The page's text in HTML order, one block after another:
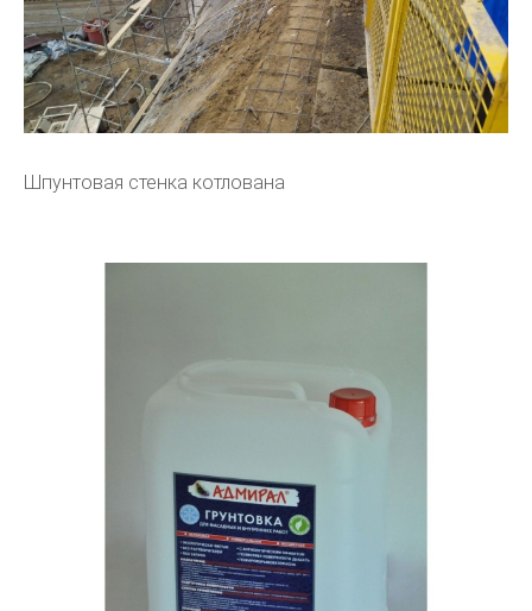
Шпунтовая стенка котлована